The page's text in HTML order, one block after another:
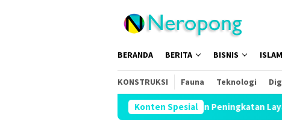
BERANDA BERITA BISNIS ISLAM
KONSTRUKSI Fauna Teknologi
Konten Spesial
Menhaj: IKLHI 2026 Buktikan Peningkatan Layanan Haji